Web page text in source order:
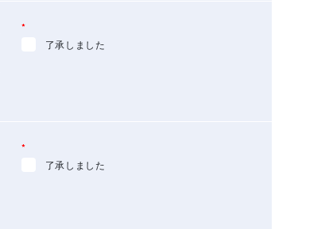
*
了承しました
*
了承しました